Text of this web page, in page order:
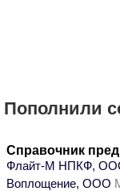
Пополнили
Справочник
Флайт-М НПКФ,
Воплощение, ООО